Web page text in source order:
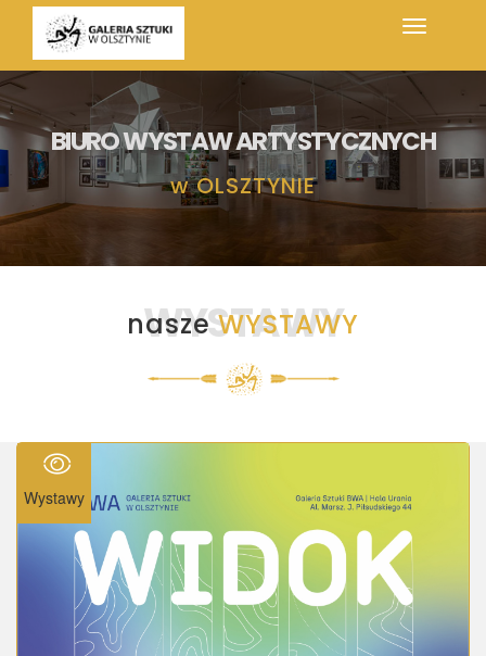
BIURO WYSTAW ARTYSTYCZNYCH
w OLSZTYNIE
WYSTAWY
naszeWYSTAWY
Wystawy